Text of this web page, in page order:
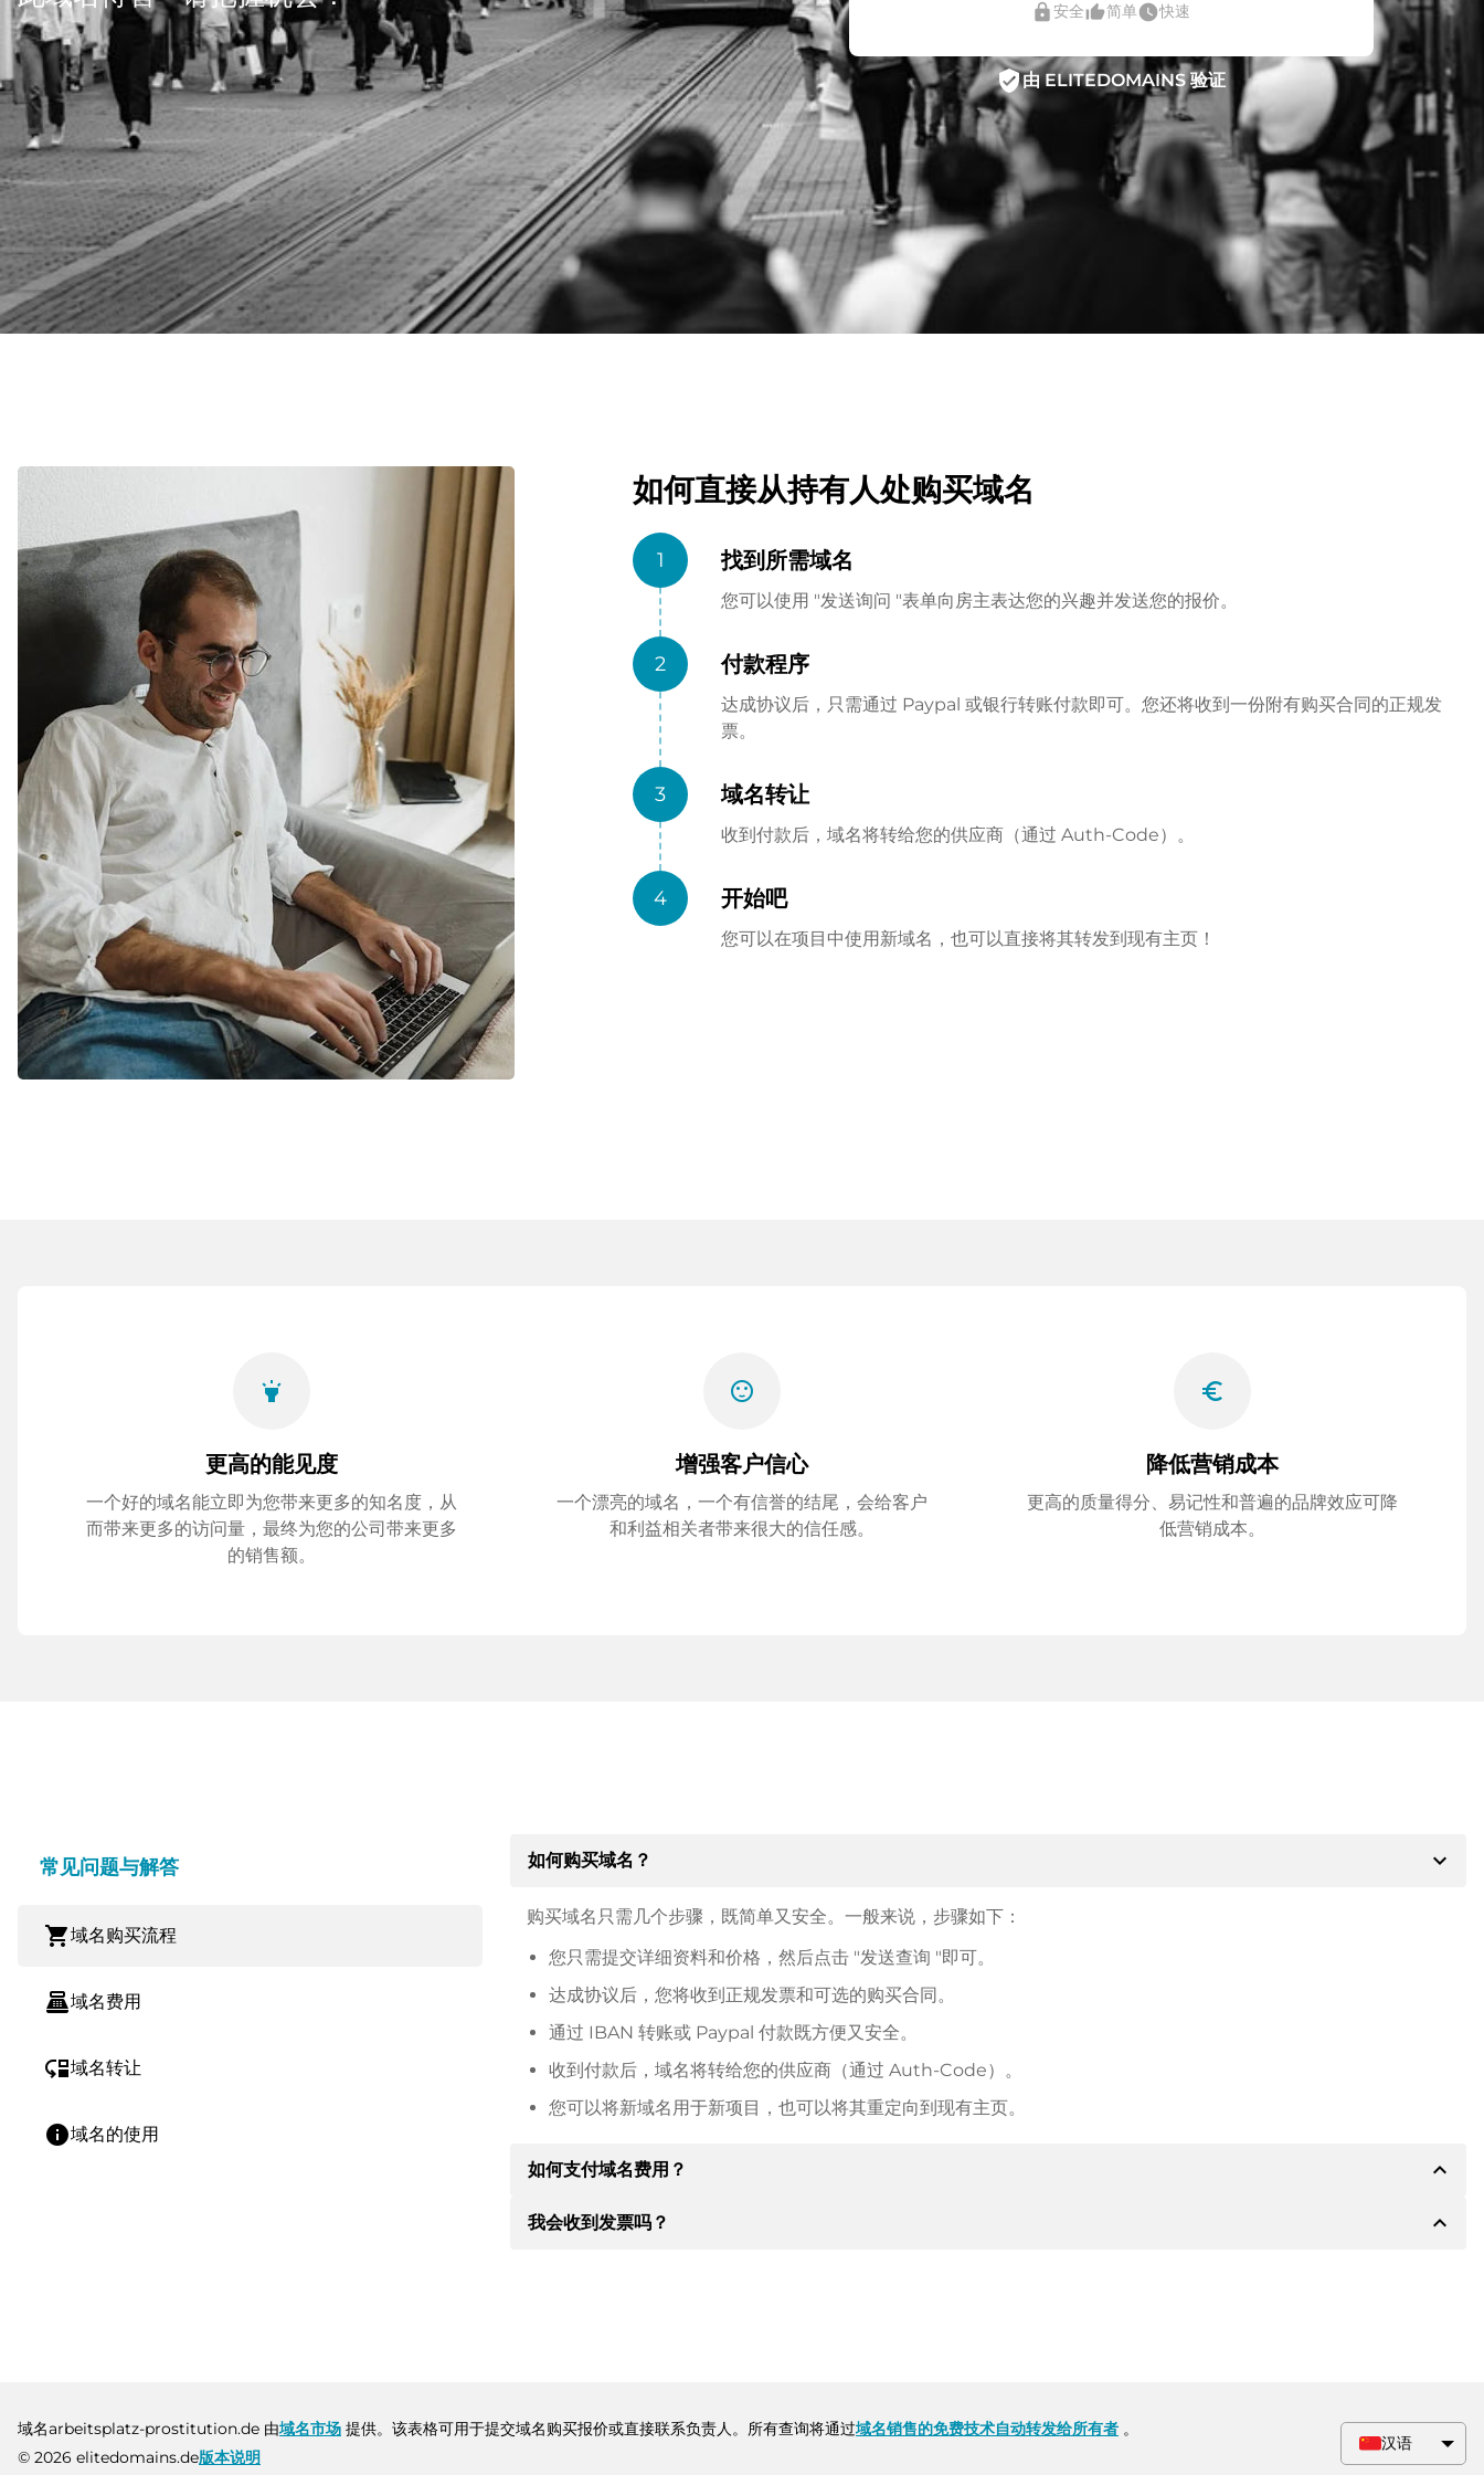
lock安全thumb_up_alt简单watch_later快速
verified_user由 ELITEDOMAINS 验证
如何直接从持有人处购买域名
1 找到所需域名
您可以使用 "发送询问 "表单向房主表达您的兴趣并发送您的报价。
2 付款程序
达成协议后，只需通过 Paypal 或银行转账付款即可。您还将收到一份附有购买合同的正规发
票。
3 域名转让
收到付款后，域名将转给您的供应商（通过 Auth-Code）。
4 开始吧
您可以在项目中使用新域名，也可以直接将其转发到现有主页！
highlight
更高的能见度
一个好的域名能立即为您带来更多的知名度，从
而带来更多的访问量，最终为您的公司带来更多
的销售额。
sentiment_satisfied
增强客户信心
一个漂亮的域名，一个有信誉的结尾，会给客户
和利益相关者带来很大的信任感。
euro_symbol
降低营销成本
更高的质量得分、易记性和普遍的品牌效应可降
低营销成本。
常见问题与解答
shopping_cart域名购买流程
point_of_sale域名费用
move_down域名转让
info域名的使用
如何购买域名？ expand_more
购买域名只需几个步骤，既简单又安全。一般来说，步骤如下：
您只需提交详细资料和价格，然后点击 "发送查询 "即可。
达成协议后，您将收到正规发票和可选的购买合同。
通过 IBAN 转账或 Paypal 付款既方便又安全。
收到付款后，域名将转给您的供应商（通过 Auth-Code）。
您可以将新域名用于新项目，也可以将其重定向到现有主页。
如何支付域名费用？ expand_less
达成协议后，房东将通知您付款细节。房主随后会向您提供 SEPA 银行的详细信息，如果需要，还可以提供 Paypal 或
我会收到发票吗？ expand_less
汉语
域名arbeitsplatz-prostitution.de 由域名市场 提供。该表格可用于提交域名购买报价或直接联系负责人。所有查询将通过域名销售的免费技术自动转发给所有者 。
© 2026 elitedomains.de版本说明